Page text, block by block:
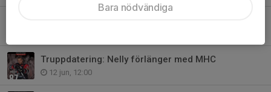
Truppdatering: Nelly förlänger med MHC
12 jun, 12:00
Bara nödvändiga